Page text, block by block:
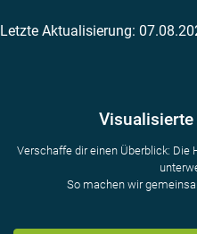
Letzte Aktualisierung:
Verschaffe dir einen Überblick: Die
So machen wir